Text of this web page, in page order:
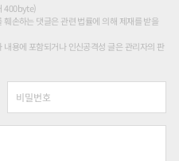
400byte)
손하는 댓글은 관련 법률에 의해 제재를 받을
용에 포함되거나 인신공격성 글은 관리자의 판